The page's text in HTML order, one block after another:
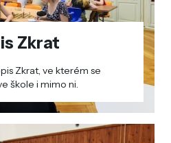
Zkrat
Zkrat, ve kterém se
škole i mimo ni.